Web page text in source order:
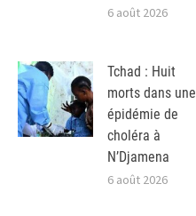
6 août 2026
Tchad : Huit
morts dans une
épidémie de
choléra à
N’Djamena
6 août 2026